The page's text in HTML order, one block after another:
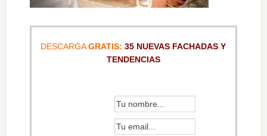
DESCARGAGRATIS: 35 NUEVAS FACHADAS Y
TENDENCIAS